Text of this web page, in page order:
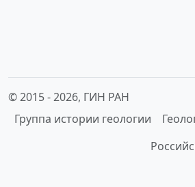
© 2015 -2026, ГИН РАН
Группа истории геологии